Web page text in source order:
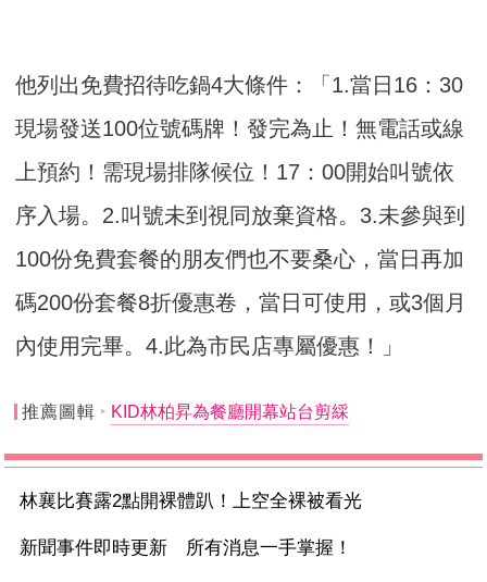
他列出免費招待吃鍋4大條件：「1.當日16：30
現場發送100位號碼牌！發完為止！無電話或線
上預約！需現場排隊候位！17：00開始叫號依
序入場。2.叫號未到視同放棄資格。3.未參與到
100份免費套餐的朋友們也不要桑心，當日再加
碼200份套餐8折優惠卷，當日可使用，或3個月
內使用完畢。4.此為市民店專屬優惠！」
推薦圖輯 KID林柏昇為餐廳開幕站台剪綵
林襄比賽露2點開裸體趴！上空全裸被看光
新聞事件即時更新 所有消息一手掌握！